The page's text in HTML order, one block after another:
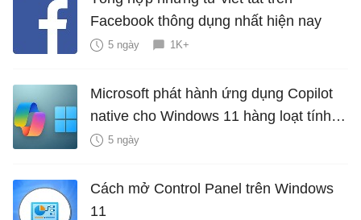
Facebook thông dụng nhất hiện nay
5 ngày 1K+
Microsoft phát hành ứng dụng Copilot
native cho Windows 11 hàng loạt tính
năng mới Hữu Ích
5 ngày
Cách mở Control Panel trên Windows
11